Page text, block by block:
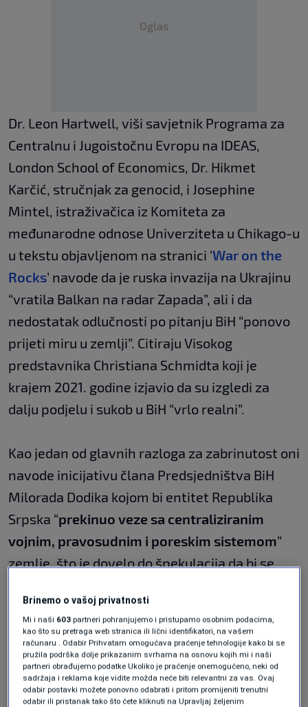
Oglas
Dr. Leon Hartwell, viši savjetnik Programa za
Centralnu i Jugoistočnu Evropu na IDEAS,
London School of Economics, Dr. Hikmet
Karčić, stručnjak za genocid, i Josephine
Mintel, istraživačica iz Komiteta za
međunarodne odnose Univerziteta u Chikago-u
u tekstu objavljenom na stranici ‘War on the
Rocks’ navode da je ruska invazija na Ukrajinu
“vratila Balkan na radar Zapada”, ali i da
nedostatak odlučnosti po pitanju BiH “ponovo
prijeti miru u zemlji”. Citiraju Visokog
predstavnika Christiana Schmidta koji je
krajem 2021. godine izjavio da su izgledi za
dalju podjelu i sukob u BiH “vrlo realni”.
Kao jedan od glavnih razloga za zabrinutost oni
navode inicijativu člana Predsjedništva BiH
Milorada Dodika kojom bi entitet Republika
Srpska “prekinuo veze sa centraliziranim
vojnim, pravosudnim i poreskim sistemom”
zemlje, što je dovelo do špekulacija da bi se
Kontrola ove tri institucije od strane
centralne vlade je od suštinskog značaja za
svaku funkcionalnu demokratiju. Budući da
Bosna i Hercegovina ima dva “entiteta”,
Brinemo o vašoj privatnosti
Mi i naši 603 partneri pohranjujemo i pristupamo osobnim podacima,
kao što su pretraga web stranica ili lični identifikatori, na vašem
računaru . Odabir Prihvatam omogućava praćenje tehnologije kako bi se
pružila podrška dolje prikazanim svrhama na osnovu kojih mi i naši
partneri obrađujemo podatke Ukoliko je praćenje onemogućeno, neki od
sadržaja i reklama koje vidite možda neće biti relevantni za vas. Ovaj
odabir postavki možete ponovno odabrati i pritom promijeniti trenutni
odabir ili pristanak tako što ćete kliknuti na Upravljaj željenim